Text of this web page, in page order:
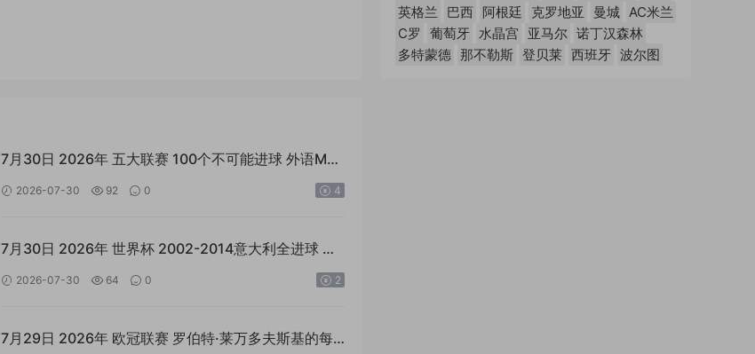
7月30日 2026年 五大联赛 100个不可能进球 外语MP4
足球素材
2026-07-30 92 0 4
7月30日 2026年 世界杯 2002-2014意大利全进球 外
语MP4足球素材
2026-07-30 64 0 2
7月29日 2026年 欧冠联赛 罗伯特·莱万多夫斯基的每
英格兰
巴西 阿根廷 克罗地亚 曼城 AC米兰
C罗
葡萄牙 水晶宫 亚马尔 诺丁汉森林
多特蒙德 那不勒斯 登贝莱 西班牙 波尔图